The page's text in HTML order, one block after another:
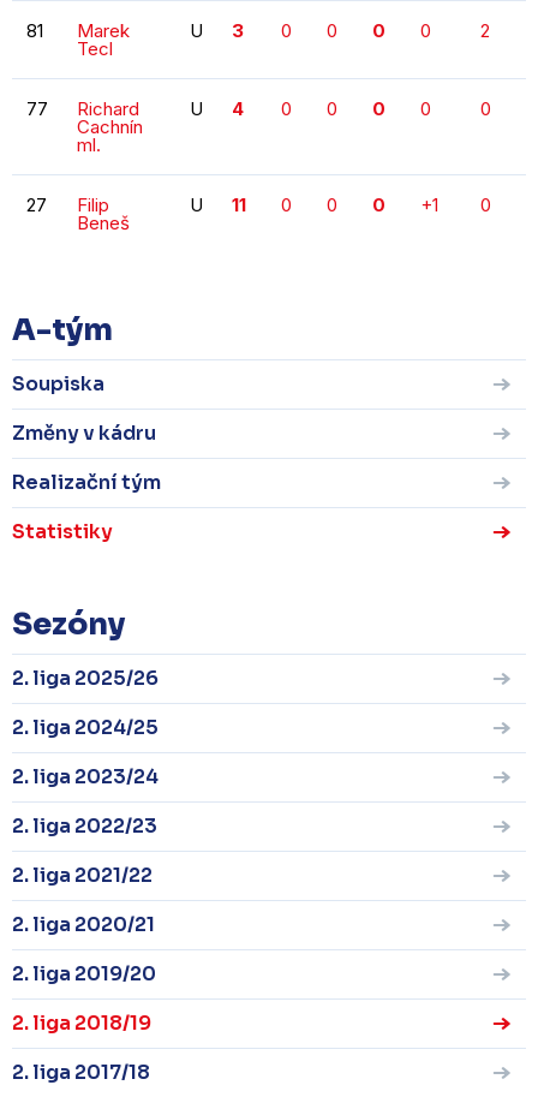
81 Marek
Tecl
U 3 0 0 0 0 2
77 Richard
Cachnín
ml.
U 4 0 0 0 0 0
27 Filip
Beneš
U 11 0 0 0 +1 0
A-tým
Soupiska
Změny v kádru
Realizační tým
Statistiky
Sezóny
2. liga 2025/26
2. liga 2024/25
2. liga 2023/24
2. liga 2022/23
2. liga 2021/22
2. liga 2020/21
2. liga 2019/20
2. liga 2018/19
2. liga 2017/18